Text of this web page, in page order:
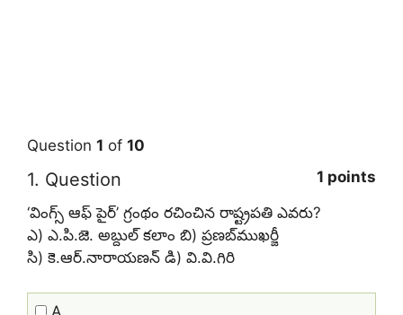
Question 1 of 10
1. Question
1 points
‘వింగ్స్‌ ఆఫ్‌ పైర్‌’ గ్రంథం రచించిన రాష్ట్రపతి ఎవరు?
ఎ) ఎ.పి.జె. అబ్దుల్‌ కలాం బి) ప్రణబ్‌ముఖర్జీ
సి) కె.ఆర్‌.నారాయణన్‌ డి) వి.వి.గిరి
A